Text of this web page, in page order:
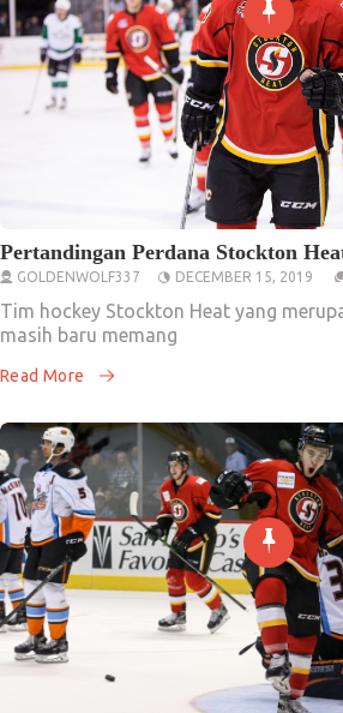
Pertandingan Perdana Stockton
GOLDENWOLF337 DECEMBER 15, 2019
Tim hockey Stockton Heat yang
masih baru memang
Read More
Uncategorized